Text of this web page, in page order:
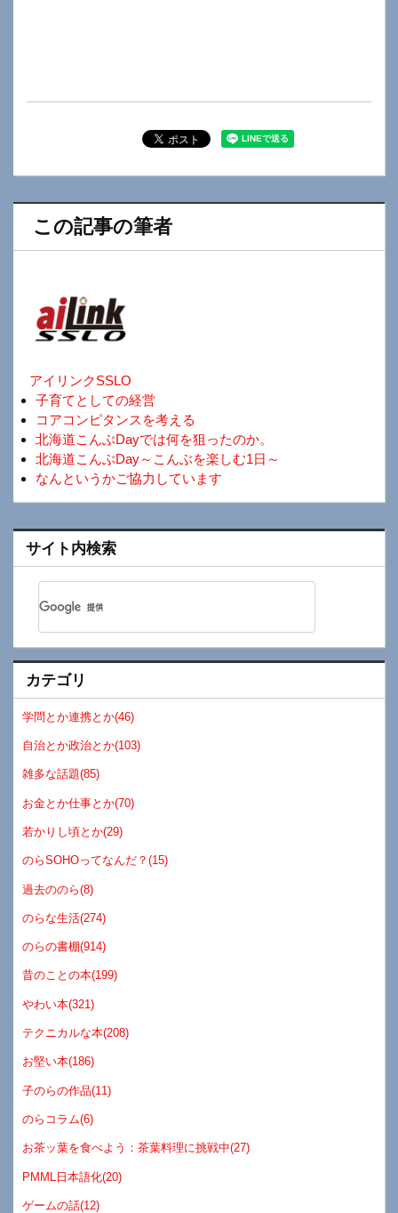
この記事の筆者
アイリンクSSLO
子育てとしての経営
コアコンピタンスを考える
北海道こんぶDayでは何を狙ったのか。
北海道こんぶDay～こんぶを楽しむ1日～
なんというかご協力しています
サイト内検索
カテゴリ
学問とか連携とか(46)
自治とか政治とか(103)
雑多な話題(85)
お金とか仕事とか(70)
若かりし頃とか(29)
のらSOHOってなんだ？(15)
過去ののら(8)
のらな生活(274)
のらの書棚(914)
昔のことの本(199)
やわい本(321)
テクニカルな本(208)
お堅い本(186)
子のらの作品(11)
のらコラム(6)
お茶ッ葉を食べよう：茶葉料理に挑戦中(27)
PMML日本語化(20)
ゲームの話(12)